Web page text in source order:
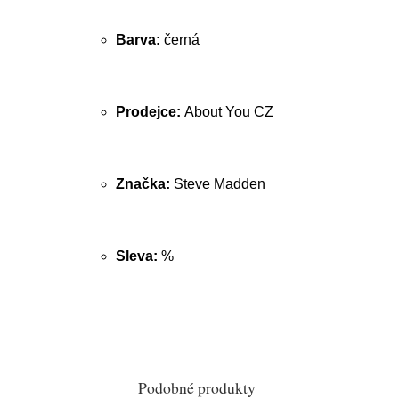
Barva: černá
Prodejce: About You CZ
Značka: Steve Madden
Sleva: %
Podobné produkty